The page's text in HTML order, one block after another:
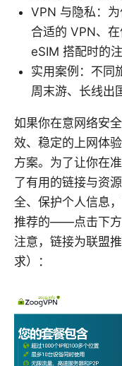
VPN 与隐私：
合适的 VPN、
eSIM 搭配时的注
实用案例：不同
周末游、长线出
如果你在意网络安
效、稳定的上网体
方案。为了让你在
了有用的链接与资
全、保护个人信息
推荐的——点击下方
注意，链接为联盟
求）：